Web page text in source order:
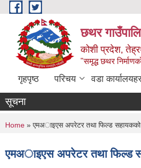
Skip to main content
छथर
कोशी प्रदेश,
"समृद्ध छथर
गृहपृष्ठ परिचय वडा
सूचना
You are here
Home » एमअाइएस अपरेटर तथा फिल्ड सहायकको
एमअाइएस अपरेटर तथा फिल्ड